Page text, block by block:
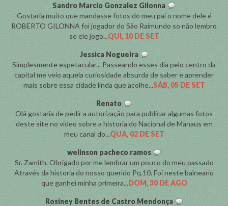
Sandro Marcio Gonzalez Gilonna
Gostaria muito que mandasse fotos do meu pai o nome dele é
ROBERTO GILONNA foi jogador do São Raimundo so não lembro
se ele jogo...QUI, 10 DE SET
Jessica Nogueira
Simplesmente espetacular... Passeando esses dia pelo centro da
capital me veio aquela curiosidade absurda de saber e aprender
mais sobre essa cidade linda que acolhe...SÁB, 05 DE SET
Renato
Olá gostaria de pedir a autorização para publicar algumas fotos
deste site no video sobre a historia do Nacional de Manaus em
meu canal do...QUA, 02 DE SET
welinson pacheco ramos
Sr. Zamith. Obrigado por me lembrar um pouco do meu passado
Através da historia do nosso querido Pq.10. Foi neste balneario
que ganhei minha primeira...DOM, 30 DE AGO
Rosiney Bentes de Castro Mendonça